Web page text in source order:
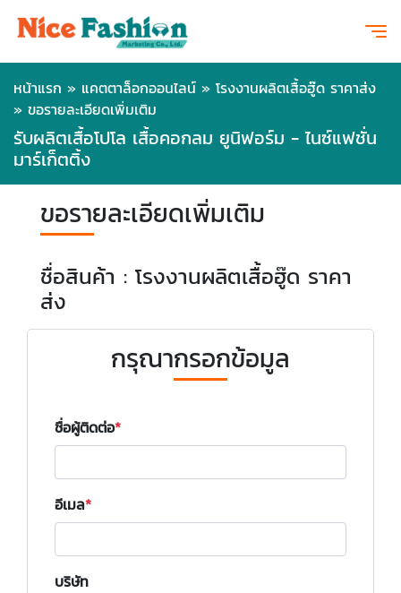
หน้าแรก » แคตตาล็อกออนไลน์ » โรงงานผลิตเสื้อฮู๊ด ราคาส่ง
» ขอรายละเอียดเพิ่มเติม
รับผลิตเสื้อโปโล เสื้อคอกลม ยูนิฟอร์ม - ไนซ์แฟชั่น
มาร์เก็ตติ้ง
ขอรายละเอียดเพิ่มเติม
ชื่อสินค้า : โรงงานผลิตเสื้อฮู๊ด ราคา
ส่ง
กรุณากรอกข้อมูล
ชื่อผู้ติดต่อ
อีเมล
บริษัท